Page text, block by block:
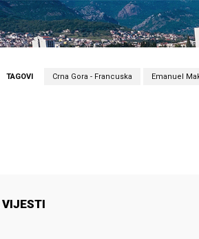
TAGOVI Crna Gora - Francuska Emanuel
VIJESTI